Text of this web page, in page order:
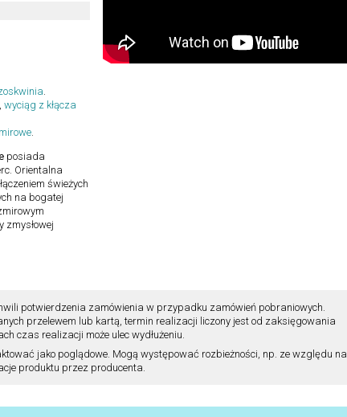
.
, wyciąg z kłącza
.
posiada
Orientalna
świeżych
na bogatej
zmysłowej
potwierdzenia zamówienia w przypadku zamówień pobraniowych.
przelewem lub kartą, termin realizacji liczony jest od zaksięgowania
czas realizacji może ulec wydłużeniu.
jako poglądowe. Mogą występować rozbieżności, np. ze względu na
produktu przez producenta.